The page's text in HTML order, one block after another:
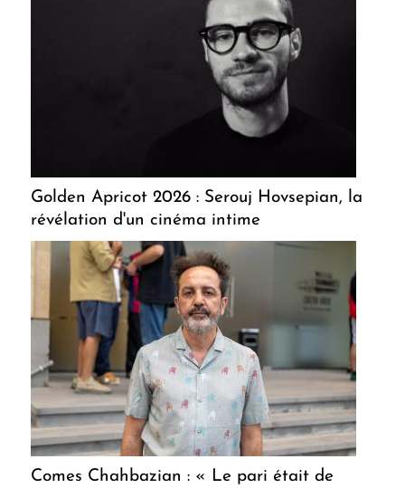
Golden Apricot 2026 : Serouj Hovsepian, la
révélation d'un cinéma intime
Comes Chahbazian : « Le pari était de